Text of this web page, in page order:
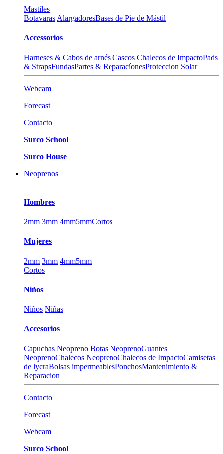
Mastiles
Botavaras AlargadoresBases de Pie de Mástil
Accessorios
Harneses & Cabos de arnés Cascos Chalecos de ImpactoPads
& StrapsFundasPartes & ReparacíonesProteccion Solar
Webcam
Forecast
Contacto
Surco School
Surco House
Neoprenos
Hombres
2mm 3mm 4mm5mmCortos
Mujeres
2mm 3mm 4mm5mm
Cortos
Niños
Niños Niñas
Accesorios
Capuchas Neopreno Botas NeoprenoGuantes
NeoprenoChalecos NeoprenoChalecos de ImpactoCamisetas
de lycraBolsas impermeablesPonchosMantenimiento &
Reparacion
Contacto
Forecast
Webcam
Surco School